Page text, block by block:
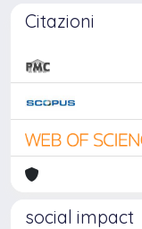
Citazioni
social impact